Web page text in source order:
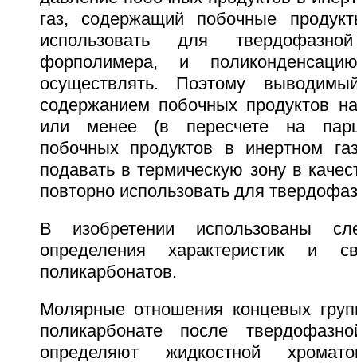
газ, содержащий побочные
использовать для
форполимера, и
осуществлять. Поэтому
содержанием побочных продуктов
или менее (в пересчете на
побочных продуктов в инертном
подавать в термическую зону в
повторно использовать для
В изобретении использованы
определения характеристик и
поликарбонатов.
Молярные отношения концевых
поликарбонате после
определяют жидкостной